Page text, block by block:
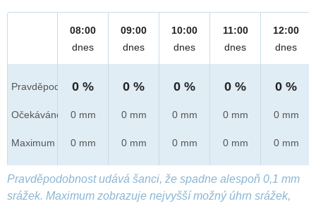
Pravděpod.
Očekáváno
Maximum
08:00
dnes
0 %
0 mm
0 mm
09:00
dnes
0 %
0 mm
0 mm
10:00
dnes
0 %
0 mm
0 mm
11:00
dnes
0 %
0 mm
0 mm
12:00
dnes
0 %
0 mm
0 mm
Pravděpodobnost udává šanci, že spadne alespoň 0,1 mm
srážek. Maximum zobrazuje nejvyšší možný úhrn srážek,